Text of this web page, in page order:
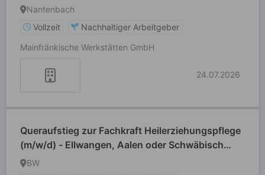
Nantenbach
Vollzeit
Nachhaltiger Arbeitgeber
Mainfränkische Werkstätten GmbH
24.07.2026
Queraufstieg zur Fachkraft Heilerziehungspflege
(m/w/d) - Ellwangen, Aalen oder Schwäbisch
Gmünd
BW